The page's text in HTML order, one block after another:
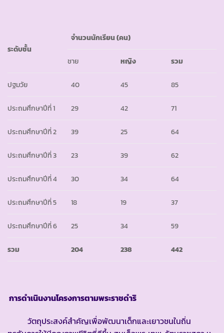
ระดับชั้น
จำนวนนักเรียน(คน)
ชาย หญิง รวม
ปฐมวัย 40 45 85
ประถมศึกษาปีที่ 1 29 42 71
ประถมศึกษาปีที่ 2 39 25 64
ประถมศึกษาปีที่ 3 23 39 62
ประถมศึกษาปีที่ 4 30 34 64
ประถมศึกษาปีที่ 5 18 19 37
ประถมศึกษาปีที่ 6 25 34 59
รวม 204 238 442
การดำเนินงานโครงการตามพระราชดำริ
วัตถุประสงค์สำคัญเพื่อพัฒนาเด็กและเยาวชนในถิ่น